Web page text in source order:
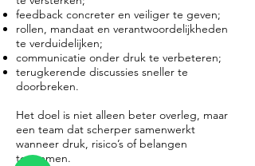
feedback concreter en veiliger te geven;
rollen, mandaat en verantwoordelijkheden
te verduidelijken;
communicatie onder druk te verbeteren;
terugkerende discussies sneller te
doorbreken.
Het doel is niet alleen beter overleg, maar
een team dat scherper samenwerkt
wanneer druk, risico’s of belangen
toenemen.